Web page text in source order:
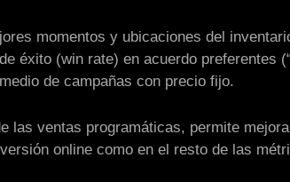
momentos y ubicaciones del
éxito (win rate) en acuerdo preferentes
de campañas con precio fijo.
las ventas programáticas, permite
online como en el resto de las